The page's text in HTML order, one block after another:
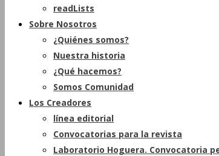
readLists
Sobre Nosotros
¿Quiénes somos?
Nuestra historia
¿Qué hacemos?
Somos Comunidad
Los Creadores
línea editorial
Convocatorias para la revista
Laboratorio Hoguera. Convocatoria